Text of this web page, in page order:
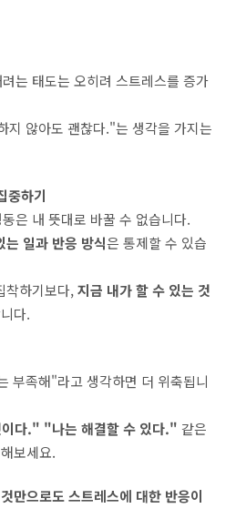
는 태도는 오히려 스트레스를 증가
지 않아도 괜찮다."는 생각을 가지는
중하기
은 내 뜻대로 바꿀 수 없습니다.
는 일과 반응 방식은 통제할 수 있습
착하기보다,지금 내가 할 수 있는 것
다.
부족해"라고 생각하면 더 위축됩니
다." "나는 해결할 수 있다." 같은
보세요.
만으로도 스트레스에 대한 반응이